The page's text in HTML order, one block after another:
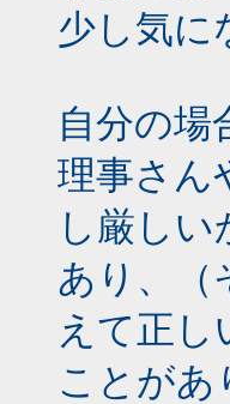
少し気に
自分の
理事さん
し厳し
あり、（
えて正
ことがあ